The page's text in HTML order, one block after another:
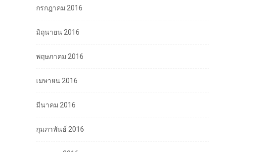
กรกฎาคม 2016
มิถุนายน 2016
พฤษภาคม 2016
เมษายน 2016
มีนาคม 2016
กุมภาพันธ์ 2016